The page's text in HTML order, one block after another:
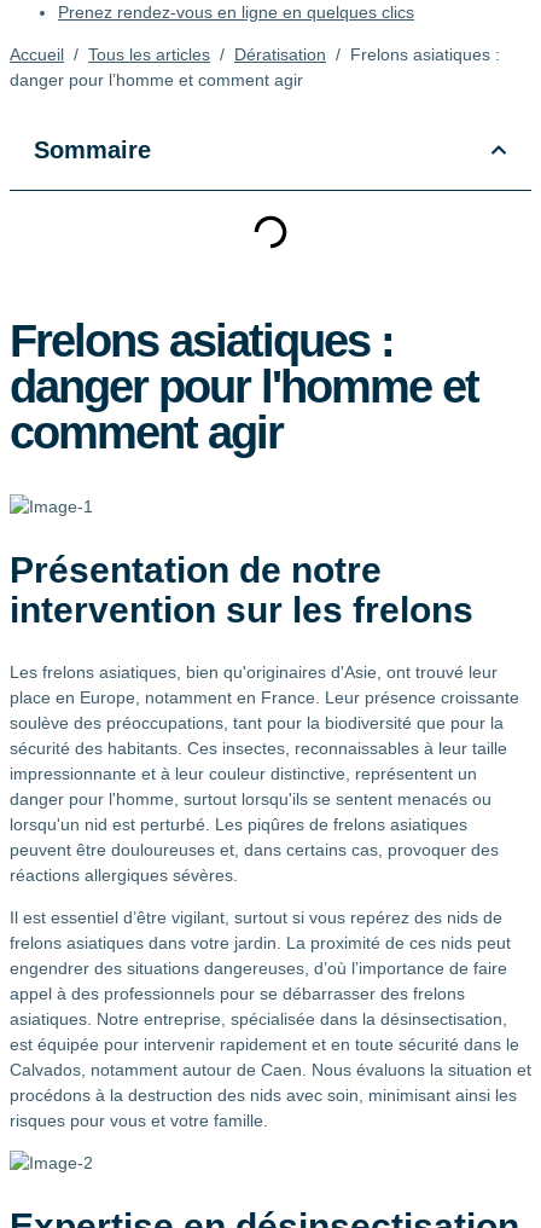
Prenez rendez-vous en ligne en quelques clics
Accueil / Tous les articles / Dératisation / Frelons asiatiques :
danger pour l’homme et comment agir
Sommaire
Frelons asiatiques :
danger pour l'homme et
comment agir
Présentation de notre
intervention sur les frelons
Les frelons asiatiques, bien qu'originaires d'Asie, ont trouvé leur
place en Europe, notamment en France. Leur présence croissante
soulève des préoccupations, tant pour la biodiversité que pour la
sécurité des habitants. Ces insectes, reconnaissables à leur taille
impressionnante et à leur couleur distinctive, représentent un
danger pour l'homme, surtout lorsqu'ils se sentent menacés ou
lorsqu'un nid est perturbé. Les piqûres de frelons asiatiques
peuvent être douloureuses et, dans certains cas, provoquer des
réactions allergiques sévères.
Il est essentiel d’être vigilant, surtout si vous repérez des nids de
frelons asiatiques dans votre jardin. La proximité de ces nids peut
engendrer des situations dangereuses, d’où l’importance de faire
appel à des professionnels pour se débarrasser des frelons
asiatiques. Notre entreprise, spécialisée dans la désinsectisation,
est équipée pour intervenir rapidement et en toute sécurité dans le
Calvados, notamment autour de Caen. Nous évaluons la situation et
procédons à la destruction des nids avec soin, minimisant ainsi les
risques pour vous et votre famille.